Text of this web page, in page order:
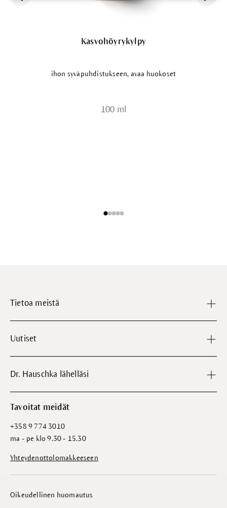
Kasvohöyrykylpy
ihon syväpuhdistukseen, avaa huokoset
100 ml
Tietoa meistä
Uutiset
Dr. Hauschka lähelläsi
Tavoitat meidät
+358 9 774 3010
ma - pe klo 9.30 - 15.30
Yhteydenottolomakkeeseen
Oikeudellinen huomautus